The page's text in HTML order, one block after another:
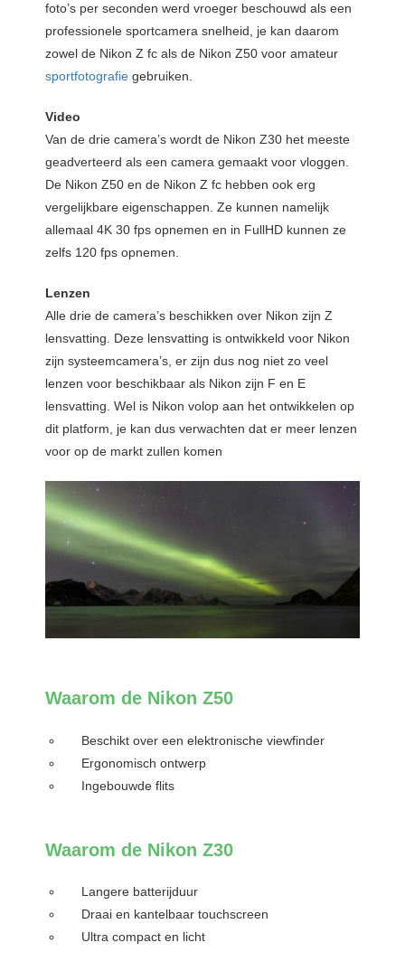
foto’s per seconden werd vroeger beschouwd als een
professionele sportcamera snelheid, je kan daarom
zowel de Nikon Z fc als de Nikon Z50 voor amateur
sportfotografie gebruiken.
Video
Van de drie camera’s wordt de Nikon Z30 het meeste
geadverteerd als een camera gemaakt voor vloggen.
De Nikon Z50 en de Nikon Z fc hebben ook erg
vergelijkbare eigenschappen. Ze kunnen namelijk
allemaal 4K 30 fps opnemen en in FullHD kunnen ze
zelfs 120 fps opnemen.
Lenzen
Alle drie de camera’s beschikken over Nikon zijn Z
lensvatting. Deze lensvatting is ontwikkeld voor Nikon
zijn systeemcamera’s, er zijn dus nog niet zo veel
lenzen voor beschikbaar als Nikon zijn F en E
lensvatting. Wel is Nikon volop aan het ontwikkelen op
dit platform, je kan dus verwachten dat er meer lenzen
voor op de markt zullen komen
Waarom de Nikon Z50
Beschikt over een elektronische viewfinder
Ergonomisch ontwerp
Ingebouwde flits
Waarom de Nikon Z30
Langere batterijduur
Draai en kantelbaar touchscreen
Ultra compact en licht